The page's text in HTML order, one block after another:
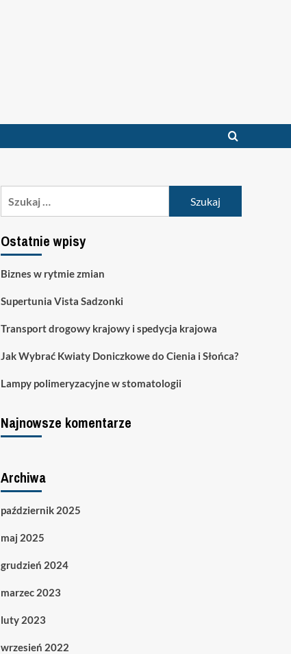
Ostatnie wpisy
Biznes w rytmie zmian
Supertunia Vista Sadzonki
Transport drogowy krajowy i spedycja krajowa
Jak Wybrać Kwiaty Doniczkowe do Cienia i Słońca?
Lampy polimeryzacyjne w stomatologii
Najnowsze komentarze
Archiwa
październik 2025
maj 2025
grudzień 2024
marzec 2023
luty 2023
wrzesień 2022